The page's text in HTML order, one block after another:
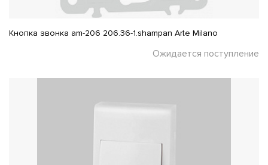
Кнопка звонка am-206 206.36-1.shampan Arte Milano
Ожидается поступление